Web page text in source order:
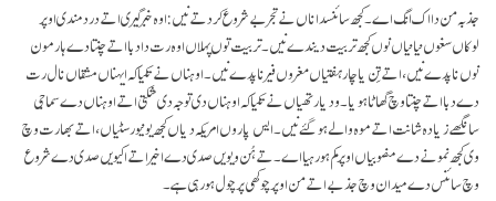
جذبہ من دا اک انگ اے۔ کجھ سائنسداناں نے تجربے شروع کر دتے نیں: اوہ خبر گیری اتے درد مندی اوپر
لوکاں سغوں نیانیاں نوں کجھ تربیت دیندے نیں۔ تربیت توں پہلاں اوہ رت دا دبا اتے چنتا دے ہارمون
نوں ناپدے نیں، اتے تِن یا چار ہفتیاں مغروں فیر ناپدے نیں۔ اوہناں نے تکیا کہ ایہناں مشقاں نال رت
دے دبا اتے چنتا وچ گھاٹا ہویا۔ ودیارتھیاں نے تکیا کہ اوہناں دی توجہ دی شکتی اتے اوہناں دے سماجی
سانگھے زیادہ شانت اتے موہ والے ہو گئے نیں۔ ایس پاروں امریکہ دیاں کجھ یونیورسٹیاں، اتے بھارت وچ
وی کجھ نمونے دے منصوبیاں اوپر کم ہو رہیا اے۔ تے ہُن ویویں صدی دے اخیر اتے اکیویں صدی دے شروع
وچ سائنس دے میدان وچ جذبے اتے من اوپر چوکھی پرچول ہو رہی ہے۔